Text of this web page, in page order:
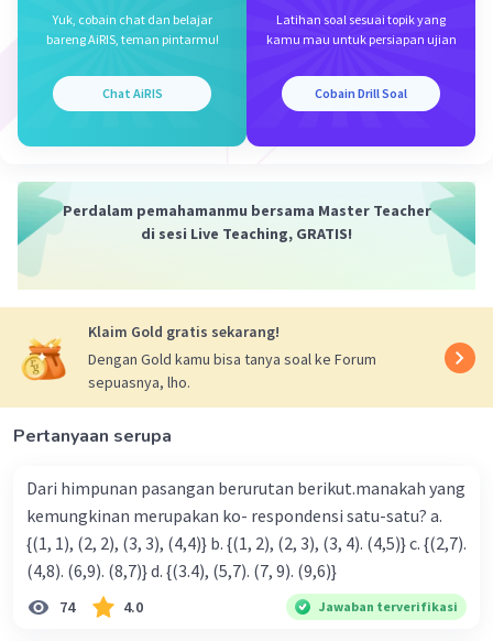
Yuk, cobain chat dan belajar
bareng AiRIS, teman pintarmu!
Chat AiRIS
Latihan soal sesuai topik yang
kamu mau untuk persiapan ujian
Cobain Drill Soal
Perdalam pemahamanmu bersama Master Teacher
di sesi Live Teaching, GRATIS!
Klaim Gold gratis sekarang!
Dengan Gold kamu bisa tanya soal ke Forum
sepuasnya, lho.
Pertanyaan serupa
Dari himpunan pasangan berurutan berikut.manakah yang
kemungkinan merupakan ko- respondensi satu-satu? a.
{(1, 1), (2, 2), (3, 3), (4,4)} b. {(1, 2), (2, 3), (3, 4). (4,5)} c. {(2,7).
(4,8). (6,9). (8,7)} d. {(3.4), (5,7). (7, 9). (9,6)}
74 4.0 Jawaban terverifikasi